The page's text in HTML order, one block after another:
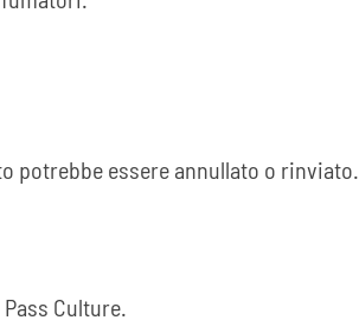
potrebbe essere annullato o rinviato.
Culture.